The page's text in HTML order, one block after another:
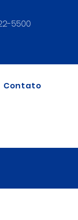
5500
Contato